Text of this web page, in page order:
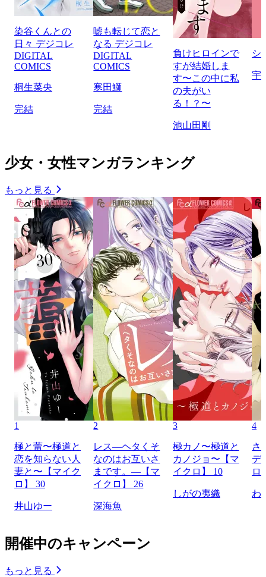
染谷くんとの
日々 デジコレ
DIGITAL
COMICS
桐生菜央
完結
嘘も転じて恋と
なる デジコレ
DIGITAL
COMICS
寒田鰤
完結
負けヒロインで
すが結婚しま
す〜この中に私
の夫がい
る！？〜
池山田剛
シ
宇
少女・女性マンガランキング
もっと見る
1
極と蕾〜極道と
恋を知らない人
妻と〜【マイク
ロ】 30
井山ゆー
2
レス―ヘタくそ
なのはお互いさ
まです。―【マ
イクロ】 26
深海魚
3
極カノ〜極道と
カノジョ〜【マ
イクロ】 10
しがの夷織
4
さ
デ
ロ
わ
開催中のキャンペーン
もっと見る